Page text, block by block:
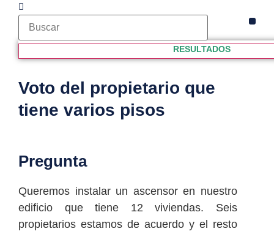
RESULTADOS
Voto del propietario que
tiene varios pisos
Pregunta
Queremos instalar un ascensor en nuestro
edificio que tiene 12 viviendas. Seis
propietarios estamos de acuerdo y el resto